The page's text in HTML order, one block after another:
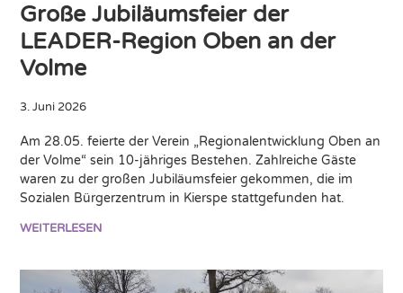
Große Jubiläumsfeier der
LEADER-Region Oben an der
Volme
3. Juni 2026
Am 28.05. feierte der Verein „Regionalentwicklung Oben an
der Volme“ sein 10-jähriges Bestehen. Zahlreiche Gäste
waren zu der großen Jubiläumsfeier gekommen, die im
Sozialen Bürgerzentrum in Kierspe stattgefunden hat.
WEITERLESEN